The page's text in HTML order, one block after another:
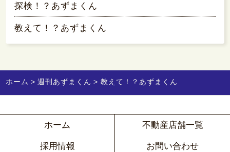
探検！？あずまくん
教えて！？あずまくん
ホーム 週刊あずまくん 教えて！？あずまくん
ホーム 不動産店舗一覧
採用情報 お問い合わせ